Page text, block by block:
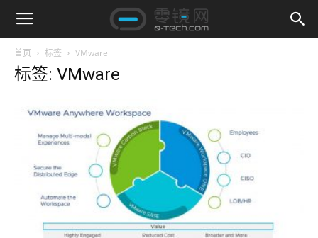
首页 标签 VMware
标签: VMware